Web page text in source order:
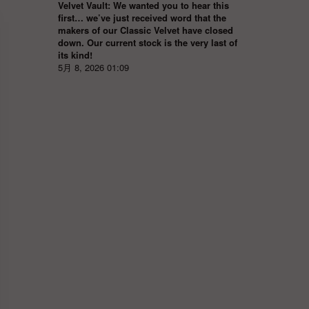
Velvet Vault: We wanted you to hear this
first… we’ve just received word that the
makers of our Classic Velvet have closed
down. Our current stock is the very last of
its kind!
5月 8, 2026 01:09